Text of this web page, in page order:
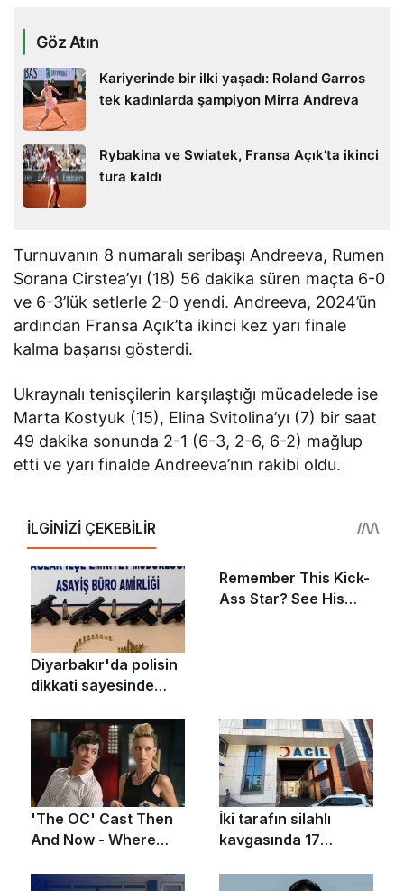
Göz Atın
Kariyerinde bir ilki yaşadı: Roland Garros
tek kadınlarda şampiyon Mirra Andreva
Rybakina ve Swiatek, Fransa Açık’ta ikinci
tura kaldı
Turnuvanın 8 numaralı seribaşı Andreeva, Rumen
Sorana Cirstea’yı (18) 56 dakika süren maçta 6-0
ve 6-3’lük setlerle 2-0 yendi. Andreeva, 2024’ün
ardından Fransa Açık’ta ikinci kez yarı finale
kalma başarısı gösterdi.
Ukraynalı tenisçilerin karşılaştığı mücadelede ise
Marta Kostyuk (15), Elina Svitolina’yı (7) bir saat
49 dakika sonunda 2-1 (6-3, 2-6, 6-2) mağlup
etti ve yarı finalde Andreeva’nın rakibi oldu.